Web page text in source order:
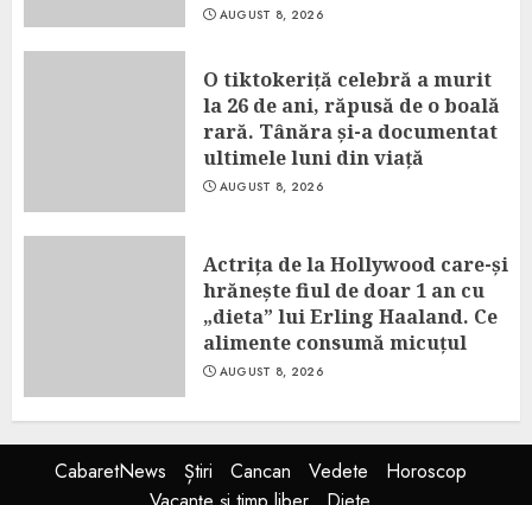
AUGUST 8, 2026
O tiktokeriță celebră a murit
la 26 de ani, răpusă de o boală
rară. Tânăra și-a documentat
ultimele luni din viață
AUGUST 8, 2026
Actrița de la Hollywood care-și
hrănește fiul de doar 1 an cu
„dieta” lui Erling Haaland. Ce
alimente consumă micuțul
AUGUST 8, 2026
CabaretNews Știri Cancan Vedete
Horoscop